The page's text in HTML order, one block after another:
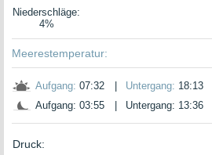
Niederschläge:
4%
Meerestemperatur:
Aufgang: 07:32 Untergang: 18:13
Aufgang: 03:55
Untergang: 13:36
Druck: